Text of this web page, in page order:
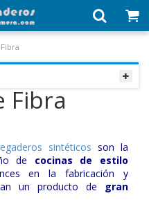
Fibra
sintéticos son la
de cocinas de estilo
en la fabricación y
un producto de gran